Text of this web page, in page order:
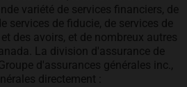
variété de services financiers, de
services de fiducie, de services de
des avoirs, et de nombreux autres
La division d'assurance de
d'assurances générales inc.,
directement :